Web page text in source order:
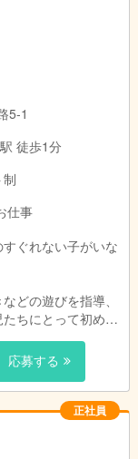
5‐1
徒歩1分
仕事
ぐれない子がいな
どの遊びを指導、
ちにとって初めて
ルが、ご家庭での
。
て頂きます。
応募する
正社員